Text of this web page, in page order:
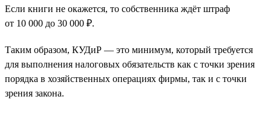
Если книги не окажется, то собственника ждёт штраф
от 10 000 до 30 000 ₽.
Таким образом, КУДиР — это минимум, который требуется
для выполнения налоговых обязательств как с точки зрения
порядка в хозяйственных операциях фирмы, так и с точки
зрения закона.